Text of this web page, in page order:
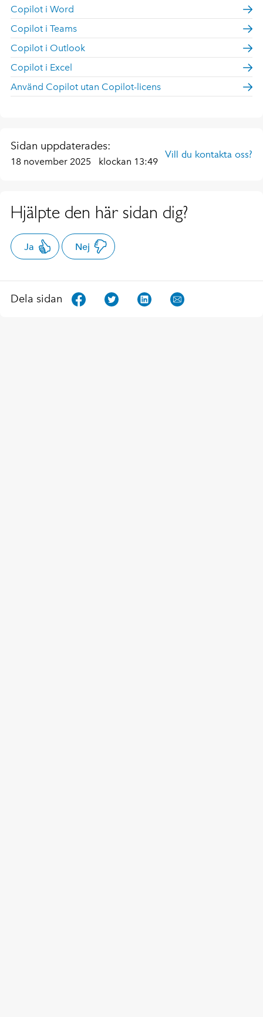
Copilot i Word
Copilot i Teams
Copilot i Outlook
Copilot i Excel
Använd Copilot utan Copilot-licens
Sidan uppdaterades:
18 november 2025 klockan 13:49
Vill du kontakta oss?
Hjälpte den här sidan dig?
Ja Nej
Dela sidan